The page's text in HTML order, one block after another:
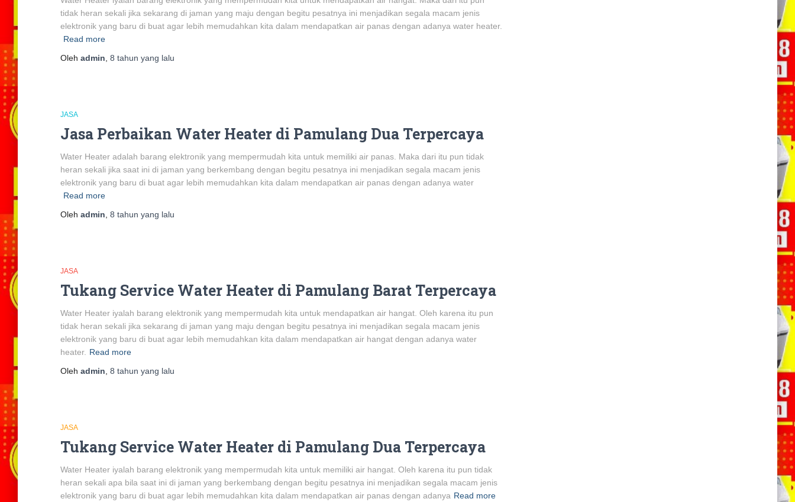
tidak heran sekali jika sekarang di jaman yang maju dengan begitu pesatnya ini menjadikan segala macam jenis
elektronik yang baru di buat agar lebih memudahkan kita dalam mendapatkan air panas dengan adanya water heater.
Read more
Oleh admin, 8 tahun yang lalu
JASA
Jasa Perbaikan Water Heater di Pamulang Dua Terpercaya
Water Heater adalah barang elektronik yang mempermudah kita untuk memiliki air panas. Maka dari itu pun tidak
heran sekali jika saat ini di jaman yang berkembang dengan begitu pesatnya ini menjadikan segala macam jenis
elektronik yang baru di buat agar lebih memudahkan kita dalam mendapatkan air panas dengan adanya water
Read more
Oleh admin, 8 tahun yang lalu
JASA
Tukang Service Water Heater di Pamulang Barat Terpercaya
Water Heater iyalah barang elektronik yang mempermudah kita untuk mendapatkan air hangat. Oleh karena itu pun
tidak heran sekali jika sekarang di jaman yang maju dengan begitu pesatnya ini menjadikan segala macam jenis
elektronik yang baru di buat agar lebih memudahkan kita dalam mendapatkan air hangat dengan adanya water
heater. Read more
Oleh admin, 8 tahun yang lalu
JASA
Tukang Service Water Heater di Pamulang Dua Terpercaya
Water Heater iyalah barang elektronik yang mempermudah kita untuk memiliki air hangat. Oleh karena itu pun tidak
heran sekali apa bila saat ini di jaman yang berkembang dengan begitu pesatnya ini menjadikan segala macam jenis
elektronik yang baru di buat agar lebih memudahkan kita dalam mendapatkan air panas dengan adanya Read more